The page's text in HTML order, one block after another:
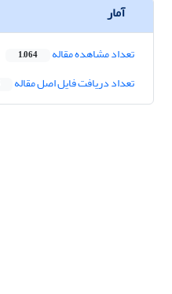
آمار
تعداد مشاهده مقاله 1,064
تعداد دریافت فایل اصل مقاله